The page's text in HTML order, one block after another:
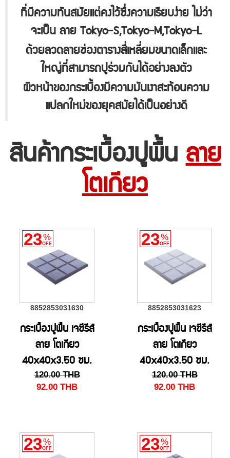
ที่มีความทันสมัยแต่คงไว้ซึ่งความเรียบง่าย ไม่ว่า
จะเป็น ลาย Tokyo-S,Tokyo-M,Tokyo-L
ด้วยลวดลายช่องตารางสี่เหลี่ยมขนาดเล็กและ
ใหญ่ที่สามารถปูร่วมกันได้อย่างลงตัว
ผิวหน้าของกระเบื้องมีความมันเงาสะท้อนความ
แปลกใหม่ของยุคสมัยได้เป็นอย่างดี
สินค้ากระเบื้องปูพื้น ลาย
โตเกียว
23%
OFF
8852853031630
กระเบื้องปูพื้น เจซีรีส์
ลาย โตเกียว
40x40x3.50 ซม.
สี L/ดำ
120.00 THB
92.00 THB
23%
OFF
8852853031623
กระเบื้องปูพื้น เจซีรีส์
ลาย โตเกียว
40x40x3.50 ซม.
สี L/เทา
120.00 THB
92.00 THB
23%
OFF 23%
OFF